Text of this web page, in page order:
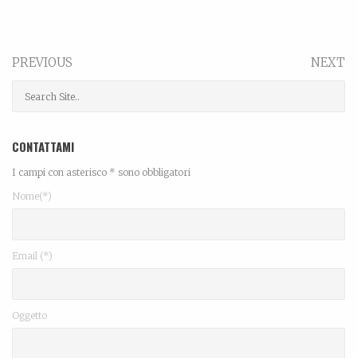
PREVIOUS NEXT
CONTATTAMI
I campi con asterisco * sono obbligatori
Nome(*)
Email (*)
Oggetto